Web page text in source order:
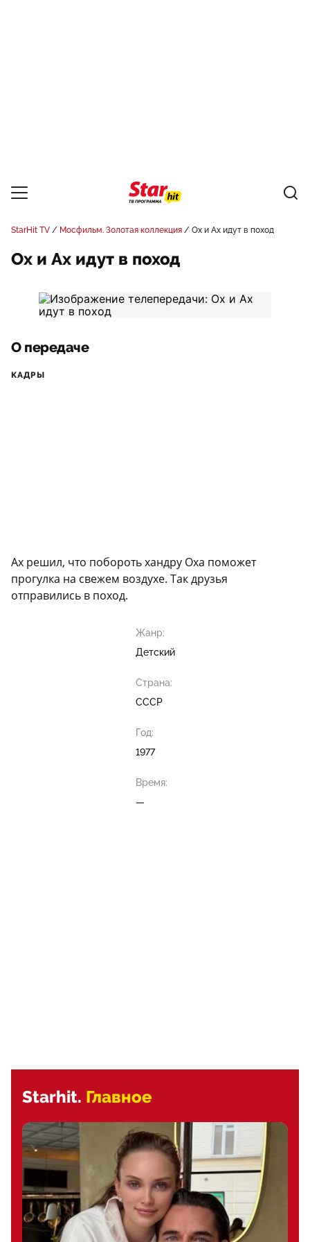
StarHit TV Мосфильм. Золотая коллекция Ох и Ах идут в поход
Ох и Ах идут в поход
О передаче
КАДРЫ
Ах решил, что побороть хандру Оха поможет
прогулка на свежем воздухе. Так друзья
отправились в поход.
Жанр:
Детский
Страна:
СССР
Год:
1977
Время:
—
Starhit. Главное